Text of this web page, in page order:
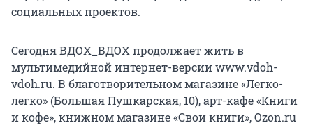
социальных проектов.
Сегодня ВДОХ_ВДОХ продолжает жить в
мультимедийной интернет-версии www.vdoh-
vdoh.ru. В благотворительном магазине «Легко-
легко» (Большая Пушкарская, 10), арт-кафе «Книги
и кофе», книжном магазине «Свои книги», Ozon.ru